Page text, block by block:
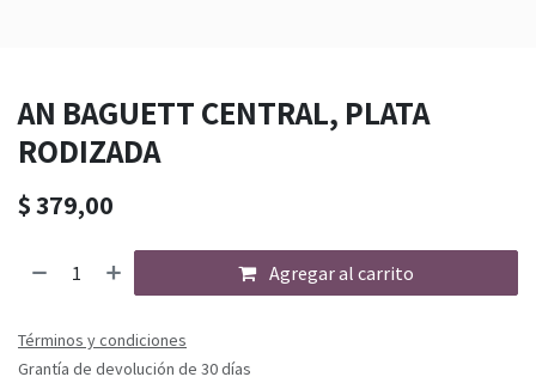
AN BAGUETT CENTRAL, PLATA
RODIZADA
$379,00
Agregar al carrito
Términos y condiciones
Grantía de devolución de 30 días